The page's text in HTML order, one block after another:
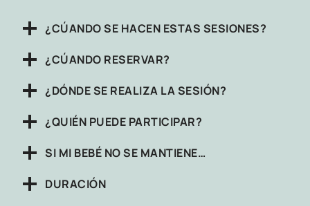
¿CÚANDO SE HACEN ESTAS SESIONES?
¿CÚANDO RESERVAR?
¿DÓNDE SE REALIZA LA SESIÓN?
¿QUIÉN PUEDE PARTICIPAR?
SI MI BEBÉ NO SE MANTIENE…
DURACIÓN